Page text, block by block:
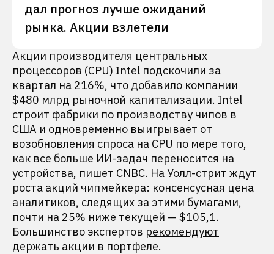
дал прогноз лучше ожиданий
рынка. Акции взлетели
Акции производителя центральных
процессоров (CPU) Intel подскочили за
квартал на 216%, что добавило компании
$480 млрд рыночной капитализации. Intel
строит фабрики по производству чипов в
США и одновременно выигрывает от
возобновления спроса на CPU по мере того,
как все больше ИИ-задач переносится на
устройства, пишет CNBC. На Уолл-стрит ждут
роста акций чипмейкера: консенсусная цена
аналитиков, следящих за этими бумагами,
почти на 25% ниже текущей — $105,1.
Большинство экспертов рекомендуют
держать акции в портфеле.